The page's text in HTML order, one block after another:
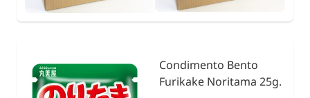
Condimento Bento
Furikake Noritama 25g.